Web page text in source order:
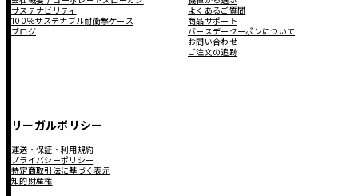
サステナビリティ
100％サステナブル耐衝撃ケース
ブログ
よくあるご質問
商品サポート
バースデークーポンについて
お問い合わせ
ご注文の追跡
リーガルポリシー
運送・保証・利用規約
プライバシーポリシー
特定商取引法に基づく表示
知的財産権